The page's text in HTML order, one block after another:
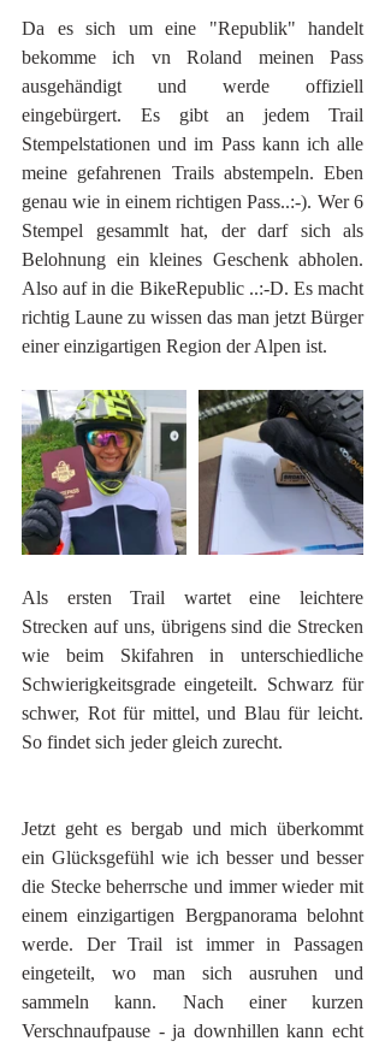
Da es sich um eine "Republik" handelt
bekomme ich vn Roland meinen Pass
ausgehändigt und werde offiziell
eingebürgert. Es gibt an jedem Trail
Stempelstationen und im Pass kann ich alle
meine gefahrenen Trails abstempeln. Eben
genau wie in einem richtigen Pass..:-). Wer 6
Stempel gesammlt hat, der darf sich als
Belohnung ein kleines Geschenk abholen.
Also auf in die BikeRepublic ..:-D. Es macht
richtig Laune zu wissen das man jetzt Bürger
einer einzigartigen Region der Alpen ist.
Als ersten Trail wartet eine leichtere
Strecken auf uns, übrigens sind die Strecken
wie beim Skifahren in unterschiedliche
Schwierigkeitsgrade eingeteilt. Schwarz für
schwer, Rot für mittel, und Blau für leicht.
So findet sich jeder gleich zurecht.
Jetzt geht es bergab und mich überkommt
ein Glücksgefühl wie ich besser und besser
die Stecke beherrsche und immer wieder mit
einem einzigartigen Bergpanorama belohnt
werde. Der Trail ist immer in Passagen
eingeteilt, wo man sich ausruhen und
sammeln kann. Nach einer kurzen
Verschnaufpause - ja downhillen kann echt